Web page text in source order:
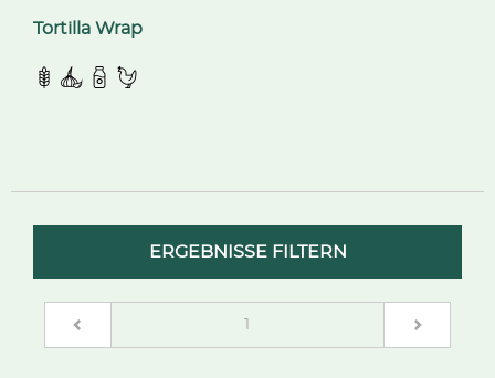
Tortilla Wrap
ERGEBNISSE FILTERN
1